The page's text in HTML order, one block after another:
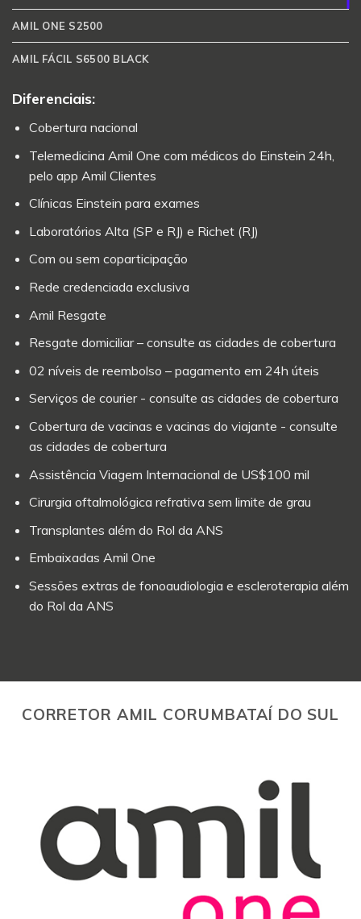
AMIL ONE S2500
AMIL FÁCIL S6500 BLACK
Diferenciais:
Cobertura nacional
Telemedicina Amil One com médicos do Einstein 24h,
pelo app Amil Clientes
Clínicas Einstein para exames
Laboratórios Alta (SP e RJ) e Richet (RJ)
Com ou sem coparticipação
Rede credenciada exclusiva
Amil Resgate
Resgate domiciliar – consulte as cidades de cobertura
02 níveis de reembolso – pagamento em 24h úteis
Serviços de courier - consulte as cidades de cobertura
Cobertura de vacinas e vacinas do viajante - consulte
as cidades de cobertura
Assistência Viagem Internacional de US$100 mil
Cirurgia oftalmológica refrativa sem limite de grau
Transplantes além do Rol da ANS
Embaixadas Amil One
Sessões extras de fonoaudiologia e escleroterapia além
do Rol da ANS
CORRETOR AMIL CORUMBATAÍ DO SUL